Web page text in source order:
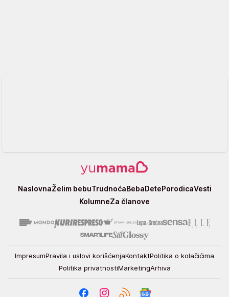
Yumama
NaslovnaŽelim bebuTrudnoćaBebaDetePorodicaVesti
KolumneZa članove
ImpresumPravila i uslovi korišćenjaKontaktPolitika o kolačićima
Politika privatnostiMarketingArhiva